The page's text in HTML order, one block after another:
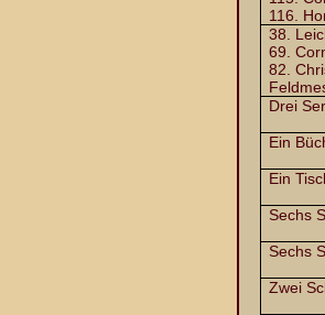
116.
38.
69.
82.
Drei
Ein
Ein
Sechs
Sechs
Zwei